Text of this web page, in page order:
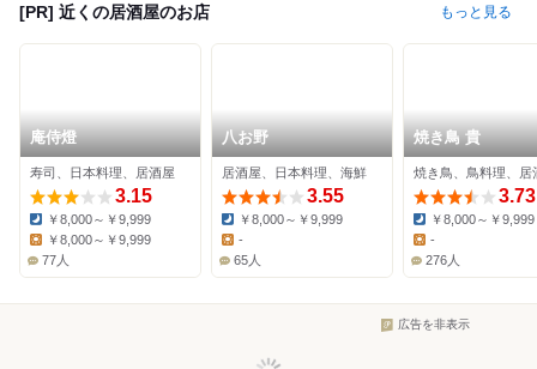
[PR] 近くの居酒屋のお店 もっと見る
庵侍燈
寿司、日本料理、居酒屋
3.15
Dinner:
￥8,000～￥9,999
Lunch:
￥8,000～￥9,999
77人
八お野
居酒屋、日本料理、海鮮
3.55
Dinner:
￥8,000～￥9,999
Lunch:
-
65人
焼き鳥 貴
焼き鳥、鳥料理、居
3.73
Dinner:
￥8,000～￥9,999
-
276人
広告を非表示